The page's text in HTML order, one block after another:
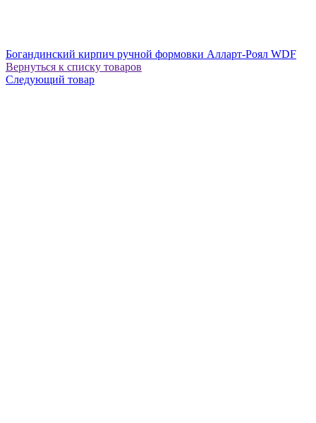
Богандинский кирпич ручной формовки Алларт-Роял WDF
Вернуться к списку товаров
Следующий товар